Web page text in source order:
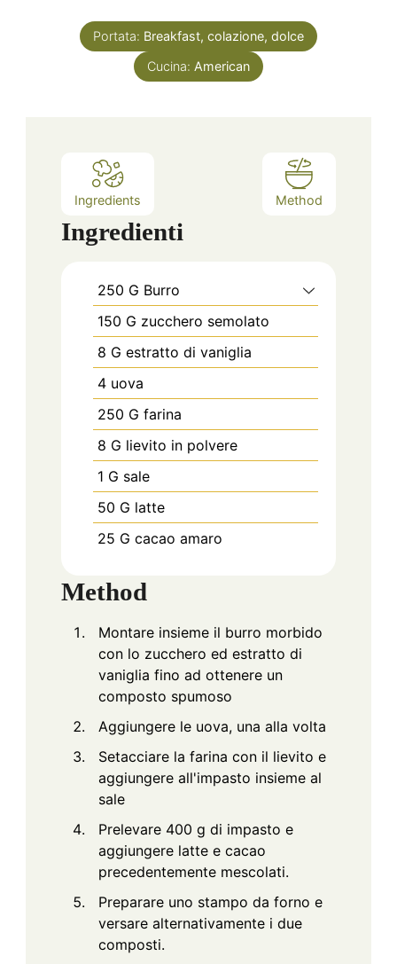
Portata: Breakfast, colazione, dolce
Cucina: American
Ingredients Method
Ingredienti
250 G Burro
150 G zucchero semolato
8 G estratto di vaniglia
4 uova
250 G farina
8 G lievito in polvere
1 G sale
50 G latte
25 G cacao amaro
Method
Montare insieme il burro morbido
con lo zucchero ed estratto di
vaniglia fino ad ottenere un
composto spumoso
Aggiungere le uova, una alla volta
Setacciare la farina con il lievito e
aggiungere all'impasto insieme al
sale
Prelevare 400 g di impasto e
aggiungere latte e cacao
precedentemente mescolati.
Preparare uno stampo da forno e
versare alternativamente i due
composti.